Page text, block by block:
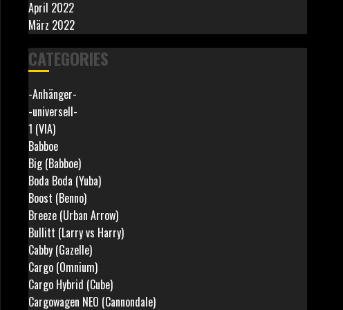
April 2022
März 2022
CATEGORIES
-Anhänger-
-universell-
1 (VIA)
Babboe
Big (Babboe)
Boda Boda (Yuba)
Boost (Benno)
Breeze (Urban Arrow)
Bullitt (Larry vs Harry)
Cabby (Gazelle)
Cargo (Omnium)
Cargo Hybrid (Cube)
Cargowagen NEO (Cannondale)